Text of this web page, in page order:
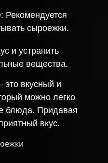
: Рекомендуется
сыроежки.
и устранить
вещества.
вкусный и
можно легко
блюда. Придавая
вкус.